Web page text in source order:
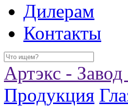
Дилерам
Контакты
Артэкс -
Продукция